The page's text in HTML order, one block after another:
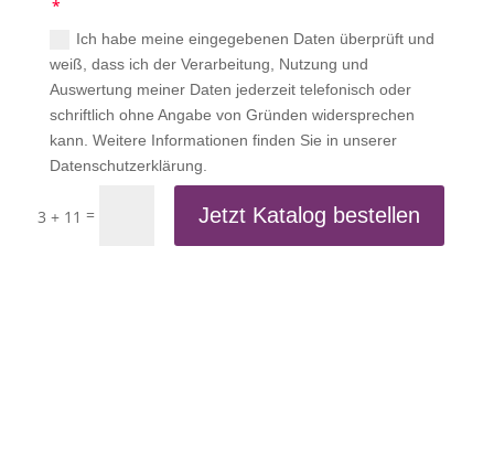
Ich habe meine eingegebenen Daten überprüft und
weiß, dass ich der Verarbeitung, Nutzung und
Auswertung meiner Daten jederzeit telefonisch oder
schriftlich ohne Angabe von Gründen widersprechen
kann. Weitere Informationen finden Sie in unserer
Datenschutzerklärung.
3 + 11 = Jetzt Katalog bestellen